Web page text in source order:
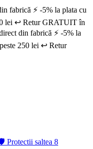
fabrică ⚡ -5% la plata cu
lei ↩️ Retur GRATUIT în
din fabrică ⚡ -5% la
250 lei ↩️ Retur
Protectii saltea 8